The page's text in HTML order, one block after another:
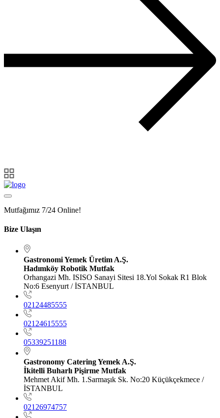
Mutfağımız 7/24 Online!
Bize Ulaşın
Gastronomi Yemek Üretim A.Ş.
Hadımköy Robotik Mutfak
Orhangazi Mh. ISISO Sanayi Sitesi 18.Yol Sokak R1 Blok
No:6 Esenyurt / İSTANBUL
02124485555
02124615555
05339251188
Gastronomy Catering Yemek A.Ş.
İkitelli Buharlı Pişirme Mutfak
Mehmet Akif Mh. 1.Sarmaşık Sk. No:20 Küçükçekmece /
İSTANBUL
02126974757